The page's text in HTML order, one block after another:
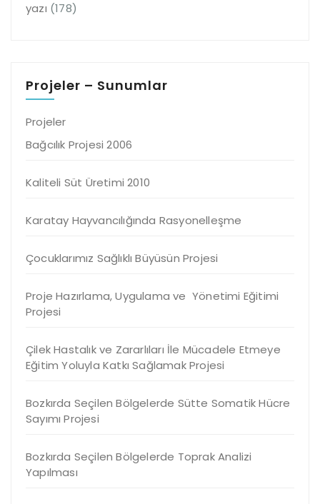
yazı (178)
Projeler – Sunumlar
Projeler
Bağcılık Projesi 2006
Kaliteli Süt Üretimi 2010
Karatay Hayvancılığında Rasyonelleşme
Çocuklarımız Sağlıklı Büyüsün Projesi
Proje Hazırlama, Uygulama ve Yönetimi Eğitimi
Projesi
Çilek Hastalık ve Zararlıları İle Mücadele Etmeye
Eğitim Yoluyla Katkı Sağlamak Projesi
Bozkırda Seçilen Bölgelerde Sütte Somatik Hücre
Sayımı Projesi
Bozkırda Seçilen Bölgelerde Toprak Analizi
Yapılması